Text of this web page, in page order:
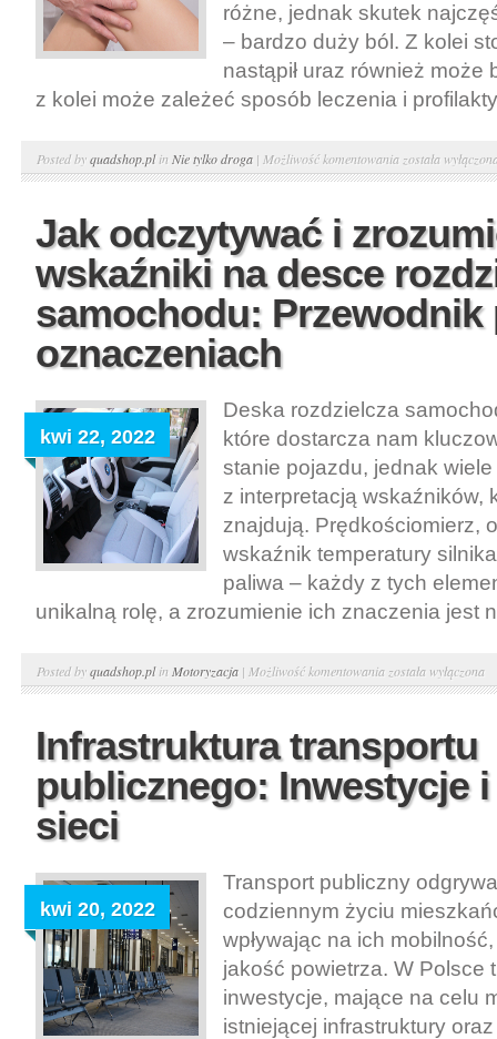
różne, jednak skutek
– bardzo duży ból. Z kolei
nastąpił uraz również może
z kolei może zależeć sposób leczenia i
Posted byquadshop.plin Nie tylko droga | Możliwość komentowania Jakie
są
uszkodzenia
stawu
została
Jak odczytywać i
wskaźniki na desce
samochodu: Przewodnik
oznaczeniach
kwi 22, 2022
Deska rozdzielcza
które dostarcza nam
stanie pojazdu, jednak
z interpretacją wskaźników,
znajdują. Prędkościomierz,
wskaźnik temperatury
paliwa – każdy z tych
unikalną rolę, a zrozumienie ich znaczenia jest
Posted byquadshop.plin Motoryzacja | Możliwość komentowania Jak
odczytywać
zrozumieć
wskaźniki
na
samochodu:
Przewodnik
po
oznaczeniach
została wyłączona
Infrastruktura transportu
publicznego: Inwestycje
sieci
kwi 20, 2022
Transport publiczny
codziennym życiu
wpływając na ich
jakość powietrza. W Polsce
inwestycje, mające na celu
istniejącej infrastruktury